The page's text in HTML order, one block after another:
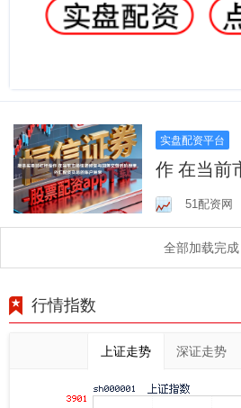
实盘配资平台
作 在当前
落交替的
易的账户
51配资网
全部加载完成
行情指数
上证走势 深证走势